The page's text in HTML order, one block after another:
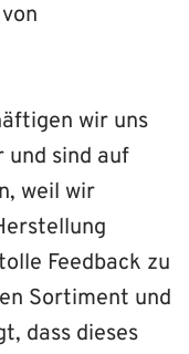
wir uns
und sind auf
weil wir
Feedback zu
Sortiment und
dass dieses